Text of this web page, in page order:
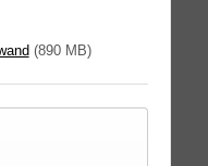
(890 MB)